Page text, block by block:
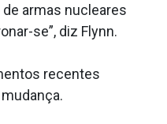
armas nucleares
se”, diz Flynn.
recentes